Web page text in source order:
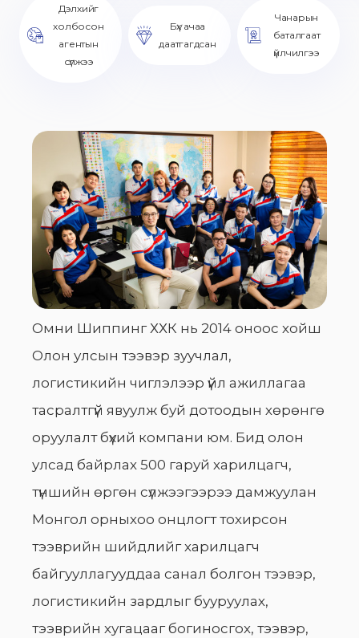
Дэлхийг
холбосон
агентын
сүлжээ
Бүх ачаа
даатгагдсан
Чанарын
баталгаат
үйлчилгээ
Омни Шиппинг ХХК нь 2014 оноос хойш
Олон улсын тээвэр зуучлал,
логистикийн чиглэлээр үйл ажиллагаа
тасралтгүй явуулж буй дотоодын хөрөнгө
оруулалт бүхий компани юм. Бид олон
улсад байрлах 500 гаруй харилцагч,
түншийн өргөн сүлжээгээрээ дамжуулан
Монгол орныхоо онцлогт тохирсон
тээврийн шийдлийг харилцагч
байгууллагууддаа санал болгон тээвэр,
логистикийн зардлыг бууруулах,
тээврийн хугацааг богиносгох, тээвэр,